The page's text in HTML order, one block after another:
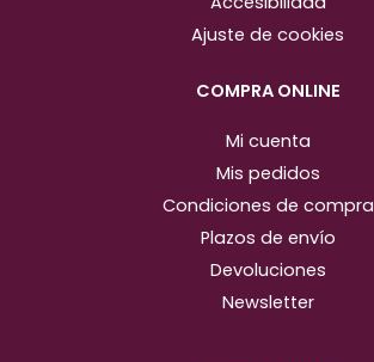
r
m
o
Ajuste de cookies
COMPRA ONLINE
Mi cuenta
Mis pedidos
Condiciones de compra
Plazos de envío
Devoluciones
Newsletter